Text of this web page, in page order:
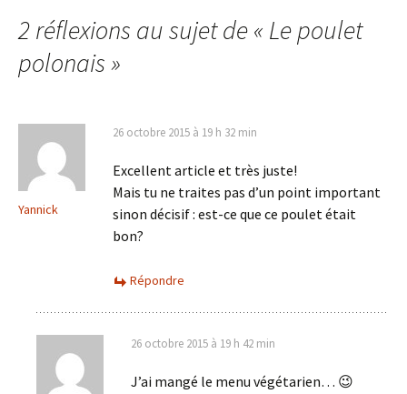
des
articles
2 réflexions au sujet de « Le poulet
polonais»
Yannick
26 octobre 2015 à 19 h 32 min
Excellent article et très juste!
Mais tu ne traites pas d’un point important
sinon décisif : est-ce que ce poulet était
bon?
Répondre
26 octobre 2015 à 19 h 42 min
J’ai mangé le menu végétarien… 😉